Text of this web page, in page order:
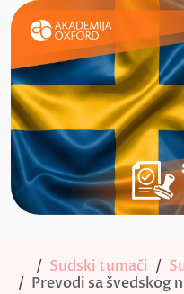
Sudski tumači
Prevodi sa švedskog